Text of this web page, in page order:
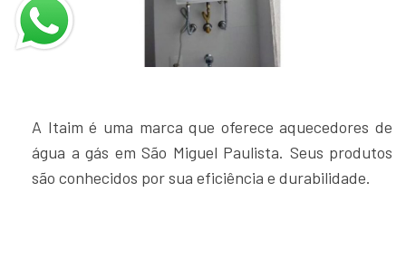
A Itaim é uma marca que oferece aquecedores de
água a gás em São Miguel Paulista. Seus produtos
são conhecidos por sua eficiência e durabilidade.